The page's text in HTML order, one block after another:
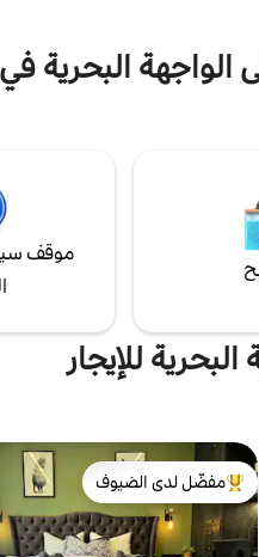
الواجهة البحرية
موقف
للإيجار
من أبرز البيوت المفضّلة لدى الضيوف
مفضّل لدى الضيوف